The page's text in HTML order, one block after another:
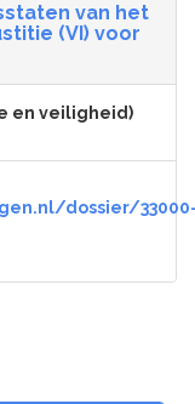
van het
(VI) voor
en veiligheid)
dossier/